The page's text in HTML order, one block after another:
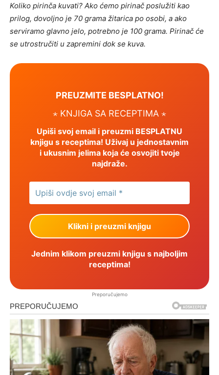
Koliko pirinča kuvati? Ako ćemo pirinač poslužiti kao
prilog, dovoljno je 70 grama žitarica po osobi, a ako
serviramo glavno jelo, potrebno je 100 grama. Pirinač će
se utrostručiti u zapremini dok se kuva.
PREUZMITE BESPLATNO!
⋆ KNJIGA SA RECEPTIMA ⋆
Upiši svoj email i preuzmi BESPLATNU
knjigu s receptima! Uživaj u jednostavnim
i ukusnim jelima koja će osvojiti tvoje
najdraže.
Jednim klikom preuzmi knjigu s najboljim
receptima!
Preporučujemo